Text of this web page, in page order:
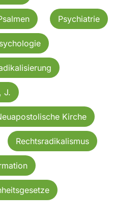
Psychiatrie
J.
Kirche
Rechtsradikalismus